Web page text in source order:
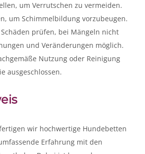
um Verrutschen zu vermeiden.
um Schimmelbildung vorzubeugen.
prüfen, bei Mängeln nicht
und Veränderungen möglich.
Nutzung oder Reinigung
ausgeschlossen.
wir hochwertige Hundebetten
Erfahrung mit den